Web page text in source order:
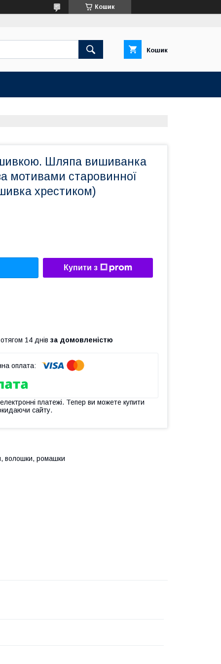
Кошик
Кошик
Шляпа вишиванка
мотивами старовинної
хрестиком)
Купити з
14 днів за домовленістю
платежі. Тепер ви можете купити
сайту.
волошки, ромашки